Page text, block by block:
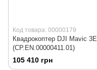
Код товара: 00000179
Квадрокоптер DJI Mavic 3E
(CP.EN.00000411.01)
105 410 грн